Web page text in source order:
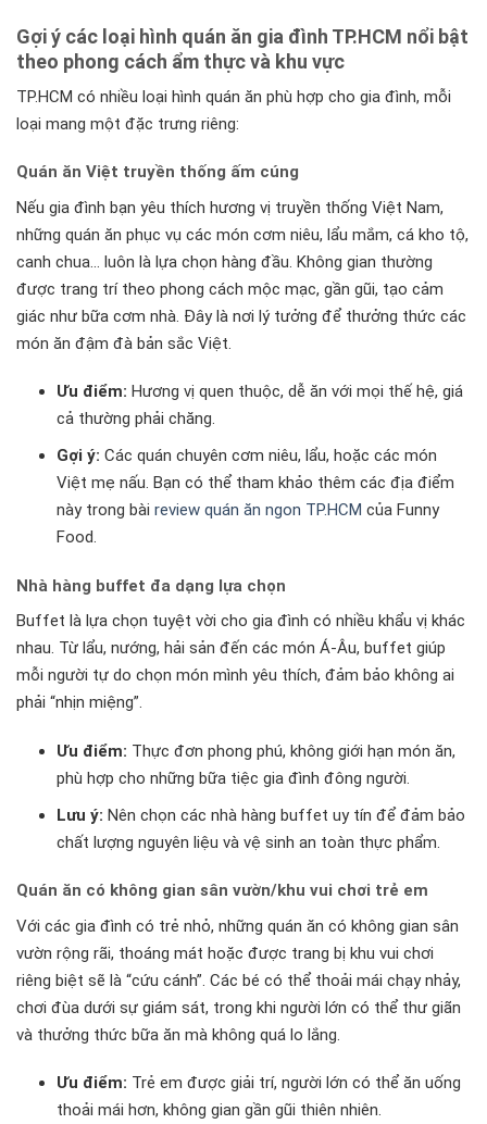
Gợi ý các loại hình quán ăn gia đình TP.HCM nổi bật
theo phong cách ẩm thực và khu vực
TP.HCM có nhiều loại hình quán ăn phù hợp cho gia đình, mỗi
loại mang một đặc trưng riêng:
Quán ăn Việt truyền thống ấm cúng
Nếu gia đình bạn yêu thích hương vị truyền thống Việt Nam,
những quán ăn phục vụ các món cơm niêu, lẩu mắm, cá kho tộ,
canh chua… luôn là lựa chọn hàng đầu. Không gian thường
được trang trí theo phong cách mộc mạc, gần gũi, tạo cảm
giác như bữa cơm nhà. Đây là nơi lý tưởng để thưởng thức các
món ăn đậm đà bản sắc Việt.
Ưu điểm: Hương vị quen thuộc, dễ ăn với mọi thế hệ, giá
cả thường phải chăng.
Gợi ý: Các quán chuyên cơm niêu, lẩu, hoặc các món
Việt mẹ nấu. Bạn có thể tham khảo thêm các địa điểm
này trong bàireview quán ăn ngon TP.HCM của Funny
Food.
Nhà hàng buffet đa dạng lựa chọn
Buffet là lựa chọn tuyệt vời cho gia đình có nhiều khẩu vị khác
nhau. Từ lẩu, nướng, hải sản đến các món Á-Âu, buffet giúp
mỗi người tự do chọn món mình yêu thích, đảm bảo không ai
phải “nhịn miệng”.
Ưu điểm: Thực đơn phong phú, không giới hạn món ăn,
phù hợp cho những bữa tiệc gia đình đông người.
Lưu ý: Nên chọn các nhà hàng buffet uy tín để đảm bảo
chất lượng nguyên liệu và vệ sinh an toàn thực phẩm.
Quán ăn có không gian sân vườn/khu vui chơi trẻ em
Với các gia đình có trẻ nhỏ, những quán ăn có không gian sân
vườn rộng rãi, thoáng mát hoặc được trang bị khu vui chơi
riêng biệt sẽ là “cứu cánh”. Các bé có thể thoải mái chạy nhảy,
chơi đùa dưới sự giám sát, trong khi người lớn có thể thư giãn
và thưởng thức bữa ăn mà không quá lo lắng.
Ưu điểm: Trẻ em được giải trí, người lớn có thể ăn uống
thoải mái hơn, không gian gần gũi thiên nhiên.